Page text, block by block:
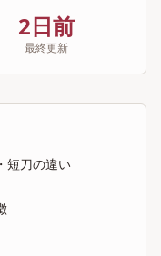
2日前
最終更新
短刀の違い